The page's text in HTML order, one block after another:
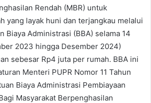
Rendah (MBR) untuk
yang layak huni dan terjangkau melalui
Biaya Administrasi (BBA) selama 14
2023 hingga Desember 2024)
sebesar Rp4 juta per rumah. BBA ini
Menteri PUPR Nomor 11 Tahun
Biaya Administrasi Pembiayaan
Masyarakat Berpenghasilan